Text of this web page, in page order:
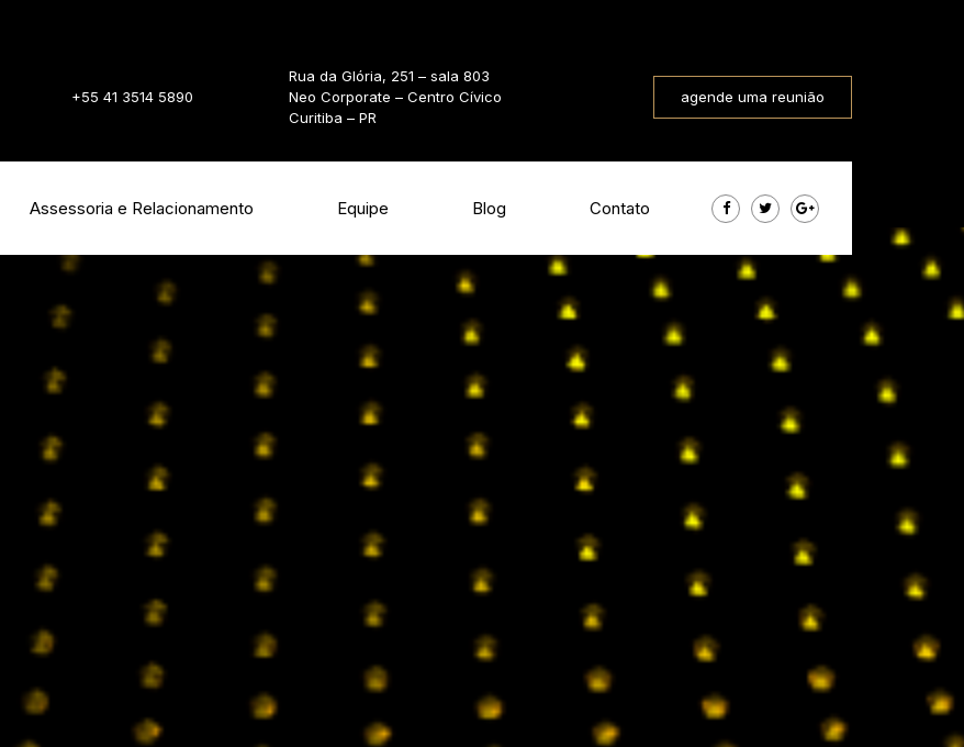
+55 41 3514 5890
Rua da Glória, 251 – sala 803
Neo Corporate – Centro Cívico
Curitiba – PR
agende uma reunião
Assessoria e Relacionamento Equipe Blog Contato